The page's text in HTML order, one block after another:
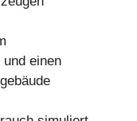
und einen